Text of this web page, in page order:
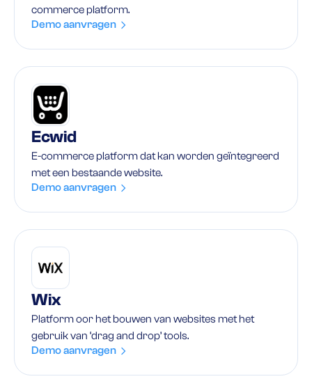
commerce platform.
Demo aanvragen
Ecwid
E-commerce platform dat kan worden geïntegreerd
met een bestaande website.
Demo aanvragen
Wix
Platform oor het bouwen van websites met het
gebruik van ‘drag and drop’ tools.
Demo aanvragen